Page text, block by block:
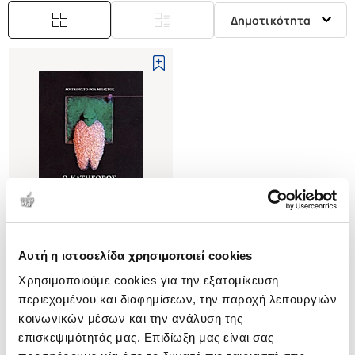
Αυτή η ιστοσελίδα χρησιμοποιεί cookies
Χρησιμοποιούμε cookies για την εξατομίκευση
περιεχομένου και διαφημίσεων, την παροχή λειτουργιών
κοινωνικών μέσων και την ανάλυση της
επισκεψιμότητάς μας. Επιδίωξη μας είναι σας
Δημοτικότητα
(0)
Ο ΚΑΤΗΓΟΡΟΣ
ROA-BASTOS AUGUSTO
Κωδ. Πολιτείας:1360-0024